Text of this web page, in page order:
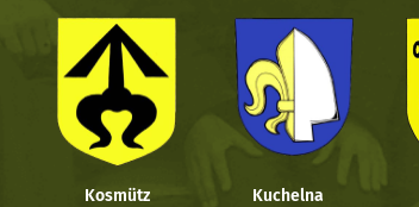
Kosmütz Kuchelna